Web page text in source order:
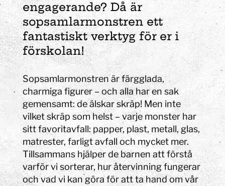
engagerande? Då är
sopsamlarmonstren ett
fantastiskt verktyg för er i
förskolan!
Sopsamlarmonstren är färgglada,
charmiga figurer – och alla har en sak
gemensamt: de älskar skräp! Men inte
vilket skräp som helst – varje monster har
sitt favoritavfall: papper, plast, metall, glas,
matrester, farligt avfall och mycket mer.
Tillsammans hjälper de barnen att förstå
varför vi sorterar, hur återvinning fungerar
och vad vi kan göra för att ta hand om vår